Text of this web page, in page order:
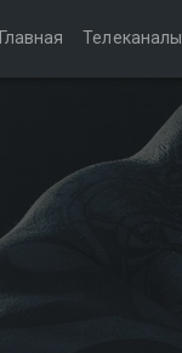
Главная Телеканалы